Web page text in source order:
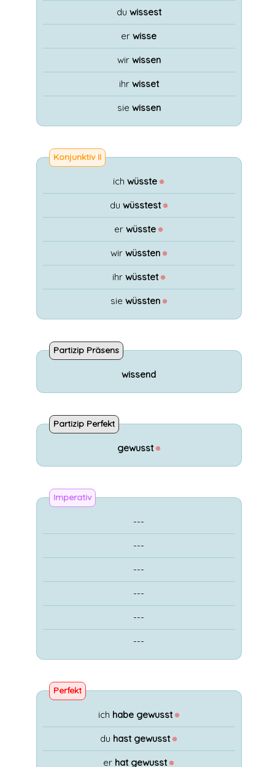
du wissest
erwisse
wir wissen
ihr wisset
sie wissen
Konjunktiv II
ichwüsste ●
du wüsstest ●
erwüsste ●
wir wüssten ●
ihr wüsstet ●
sie wüssten ●
Partizip Präsens
wissend
Partizip Perfekt
gewusst ●
Imperativ
---
---
---
---
---
---
Perfekt
ich habe gewusst ●
du hast gewusst ●
er hat gewusst ●